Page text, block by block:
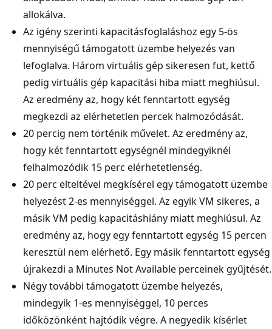
allokálva.
Az igény szerinti kapacitásfoglaláshoz egy 5-ös
mennyiségű támogatott üzembe helyezés van
lefoglalva. Három virtuális gép sikeresen fut, kettő
pedig virtuális gép kapacitási hiba miatt meghiúsul.
Az eredmény az, hogy két fenntartott egység
megkezdi az elérhetetlen percek halmozódását.
20 percig nem történik művelet. Az eredmény az,
hogy két fenntartott egységnél mindegyiknél
felhalmozódik 15 perc elérhetetlenség.
20 perc elteltével megkísérel egy támogatott üzembe
helyezést 2-es mennyiséggel. Az egyik VM sikeres, a
másik VM pedig kapacitáshiány miatt meghiúsul. Az
eredmény az, hogy egy fenntartott egység 15 percen
keresztül nem elérhető. Egy másik fenntartott egység
újrakezdi a Minutes Not Available perceinek gyűjtését.
Négy további támogatott üzembe helyezés,
mindegyik 1-es mennyiséggel, 10 perces
időközönként hajtódik végre. A negyedik kísérlet